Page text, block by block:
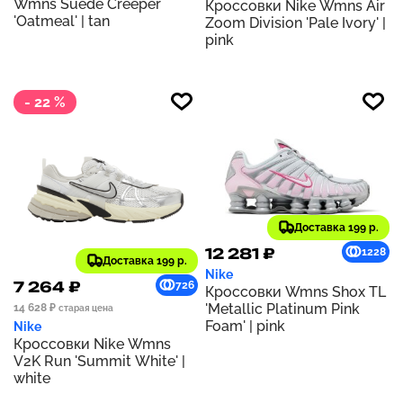
Wmns Suede Creeper
'Oatmeal' | tan
Кроссовки Nike Wmns Air
Zoom Division 'Pale Ivory' |
pink
- 22 %
Доставка 199 р.
7 264 ₽
726
14 628 ₽ старая цена
Nike
Кроссовки Nike Wmns
V2K Run 'Summit White' |
white
Доставка 199 р.
12 281 ₽ 1228
Nike
Кроссовки Wmns Shox TL
'Metallic Platinum Pink
Foam' | pink